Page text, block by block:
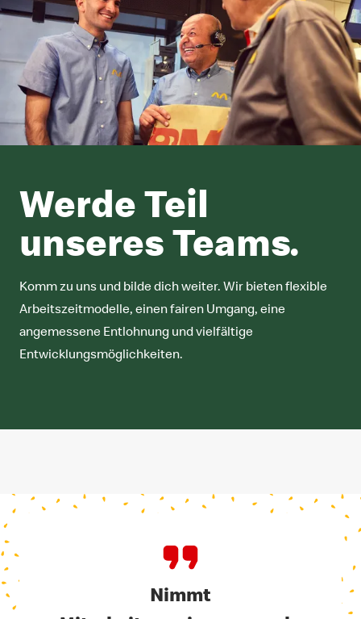
Werde Teil
unseres Teams.
Komm zu uns und bilde dich weiter. Wir bieten flexible
Arbeitszeitmodelle, einen fairen Umgang, eine
angemessene Entlohnung und vielfältige
Entwicklungsmöglichkeiten.
Nimmt